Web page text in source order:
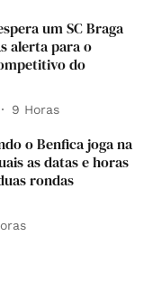
um SC Braga
alerta para o
do
9 Horas
o Benfica joga na
as datas e horas
rondas